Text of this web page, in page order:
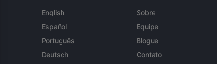
English
Español
Português
Deutsch
Sobre
Equipe
Blogue
Contato